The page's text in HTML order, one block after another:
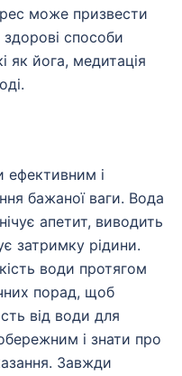
може призвести
способи
як йога, медитація
ефективним і
бажаної ваги. Вода
апетит, виводить
затримку рідини.
води протягом
порад, щоб
від води для
і знати про
Завжди